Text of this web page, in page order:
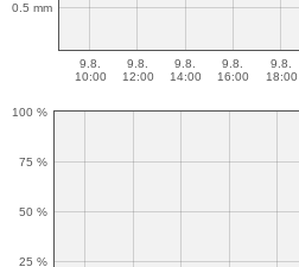
9.8.
10:00
9.8.
12:00
9.8.
14:00
9.8.
16:00
9.8.
18:00
0.5 mm
25 %
50 %
75 %
100 %